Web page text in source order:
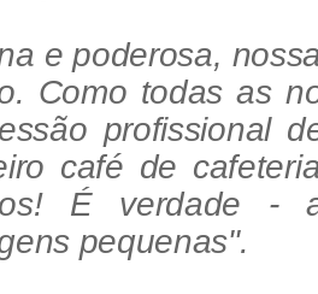
e poderosa,
Como todas as
profissional
café de
É verdade -
pequenas".